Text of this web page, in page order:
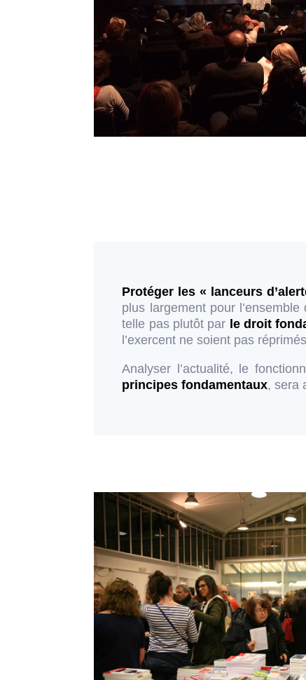
Protéger les « lanceurs
plus largement pour
telle pas plutôt par le droit
l’exercent ne soient pas
Analyser l’actualité, le
principes fondamentaux, sera